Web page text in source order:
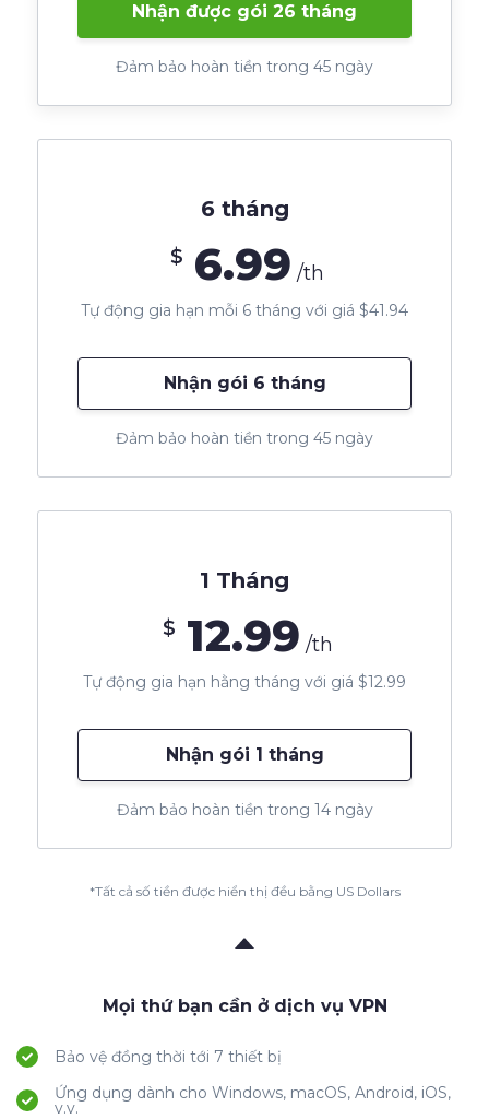
1 Tháng
$ 12.99 /th
Tự động gia hạn hằng tháng với giá $12.99
Nhận gói 1 tháng
Đảm bảo hoàn tiền trong 14 ngày
Nhận được gói 26 tháng
Đảm bảo hoàn tiền trong 45 ngày
6 tháng
$ 6.99 /th
Tự động gia hạn mỗi 6 tháng với giá $41.94
Nhận gói 6 tháng
Đảm bảo hoàn tiền trong 45 ngày
*Tất cả số tiền được hiển thị đều bằng US Dollars
Mọi thứ bạn cần ở dịch vụ VPN
Bảo vệ đồng thời tới 7 thiết bị
Ứng dụng dành cho Windows, macOS, Android, iOS,
v.v.